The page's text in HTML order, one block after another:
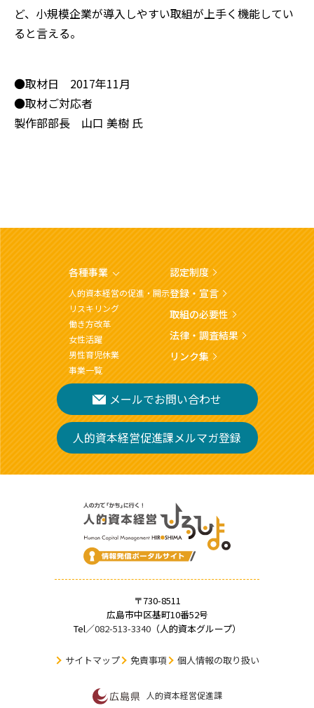
ど、小規模企業が導入しやすい取組が上手く機能してい
ると言える。
●取材日 2017年11月
●取材ご対応者
製作部部長 山口 美樹 氏
各種事業
人的資本経営の促進・開示
リスキリング
働き方改革
女性活躍
男性育児休業
事業一覧
認定制度
登録・宣言
取組の必要性
法律・調査結果
リンク集
メールでお問い合わせ
人的資本経営促進課メルマガ登録
〒730-8511
広島市中区基町10番52号
Tel／082-513-3340（人的資本グループ）
サイトマップ 免責事項 個人情報の取り扱い
人的資本経営促進課